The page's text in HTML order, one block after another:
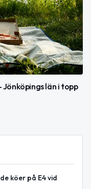
län i topp
köer på E4 vid